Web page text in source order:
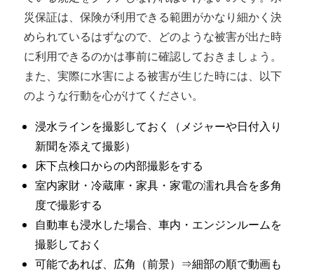
災保証は、保険が利用できる範囲がかなり細かく決
められているはずなので、どのような被害が出た時
に利用できるのかは事前に確認しておきましょう。
また、実際に水害による被害が生じた時には、以下
のような行動を心がけてください。
浸水ラインを撮影しておく（メジャーや日付入り
新聞を添えて撮影）
床下点検口からの内部撮影をする
室内家財・冷蔵庫・家具・家電の濡れ具合を多角
度で撮影する
自動車も浸水した場合、車内・エンジンルームを
撮影しておく
可能であれば、広角（前景）⇒細部の順で動画も